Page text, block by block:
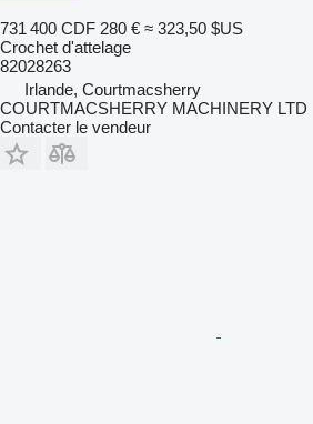
731 400 CDF 280 € ≈ 323,50 $US
Crochet d'attelage
82028263
Irlande, Courtmacsherry
COURTMACSHERRY MACHINERY LTD
Contacter le vendeur